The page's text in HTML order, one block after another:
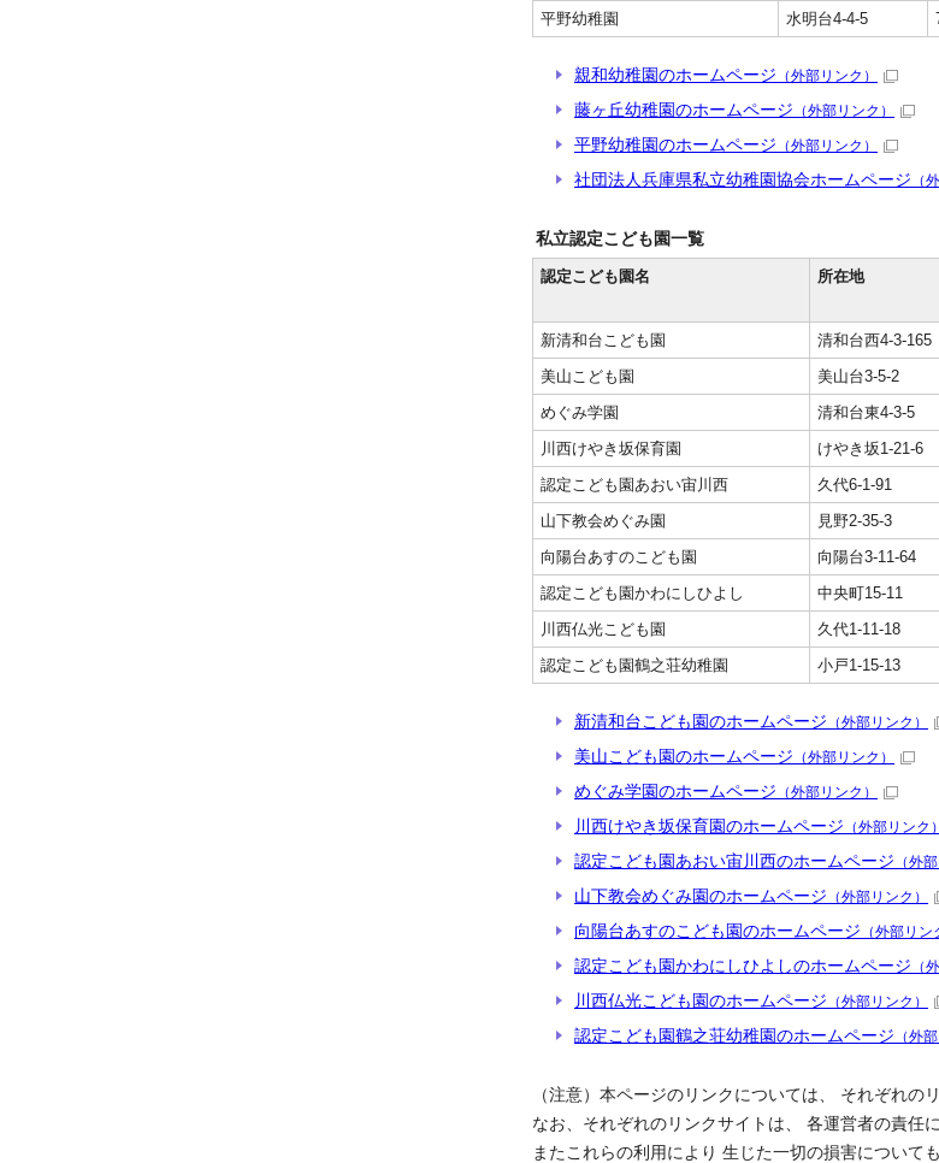
平野幼稚園
水明台4-4-5
親和幼稚園のホームページ （外部リンク）
藤ヶ丘幼稚園のホームページ （外部リンク）
平野幼稚園のホームページ （外部リンク）
社団法人兵庫県私立幼稚園協会ホームページ （
私立認定こども園一覧
認定こども園名 所在地
新清和台こども園
清和台西4-3-165
美山こども園
美山台3-5-2
めぐみ学園
清和台東4-3-5
川西けやき坂保育園
けやき坂1-21-6
認定こども園あおい宙川西
久代6-1-91
山下教会めぐみ園
見野2-35-3
向陽台あすのこども園
向陽台3-11-64
認定こども園かわにしひよし
中央町15-11
川西仏光こども園
久代1-11-18
認定こども園鶴之荘幼稚園
小戸1-15-13
新清和台こども園のホームページ （外部リンク）
美山こども園のホームページ （外部リンク）
めぐみ学園のホームページ （外部リンク）
川西けやき坂保育園のホームページ （外部リンク）
認定こども園あおい宙川西のホームページ （外
山下教会めぐみ園のホームページ （外部リンク）
向陽台あすのこども園のホームページ （外部リン
認定こども園かわにしひよしのホームページ （
川西仏光こども園のホームページ （外部リンク）
認定こども園鶴之荘幼稚園のホームページ （外
（注意）本ページのリンクについては、 それぞれの
なお、それぞれのリンクサイトは、 各運営者の責任
またこれらの利用により 生じた一切の損害について